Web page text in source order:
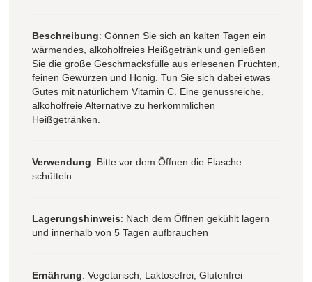
Beschreibung: Gönnen Sie sich an kalten Tagen ein
wärmendes, alkoholfreies Heißgetränk und genießen
Sie die große Geschmacksfülle aus erlesenen Früchten,
feinen Gewürzen und Honig. Tun Sie sich dabei etwas
Gutes mit natürlichem Vitamin C. Eine genussreiche,
alkoholfreie Alternative zu herkömmlichen
Heißgetränken.
Verwendung: Bitte vor dem Öffnen die Flasche
schütteln.
Lagerungshinweis: Nach dem Öffnen gekühlt lagern
und innerhalb von 5 Tagen aufbrauchen
Ernährung: Vegetarisch, Laktosefrei, Glutenfrei